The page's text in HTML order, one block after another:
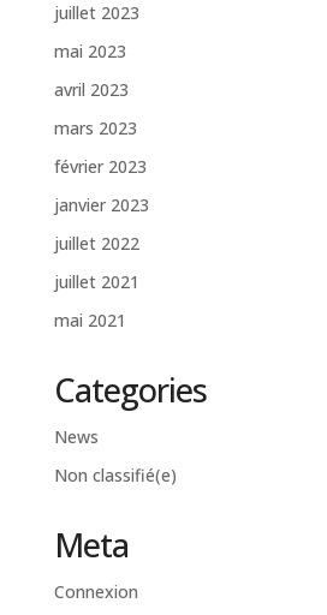
juillet 2023
mai 2023
avril 2023
mars 2023
février 2023
janvier 2023
juillet 2022
juillet 2021
mai 2021
Categories
News
Non classifié(e)
Meta
Connexion